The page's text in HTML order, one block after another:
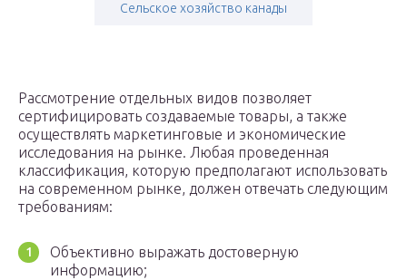
Сельское хозяйство канады
Рассмотрение отдельных видов позволяет
сертифицировать создаваемые товары, а также
осуществлять маркетинговые и экономические
исследования на рынке. Любая проведенная
классификация, которую предполагают использовать
на современном рынке, должен отвечать следующим
требованиям:
Объективно выражать достоверную
информацию;